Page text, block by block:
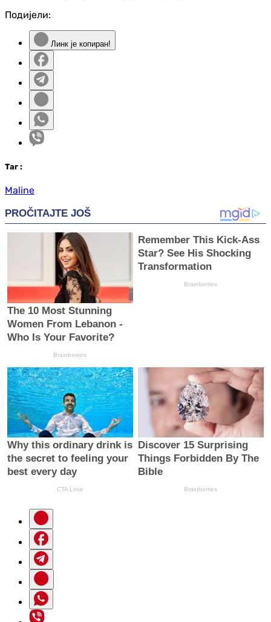
Подијели:
Линк је копиран!
Таг :
Maline